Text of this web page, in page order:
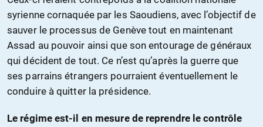
syrienne cornaquée par les Saoudiens, avec l’objectif de
sauver le processus de Genève tout en maintenant
Assad au pouvoir ainsi que son entourage de généraux
qui décident de tout. Ce n’est qu’après la guerre que
ses parrains étrangers pourraient éventuellement le
conduire à quitter la présidence.
Le régime est-il en mesure de reprendre le contrôle